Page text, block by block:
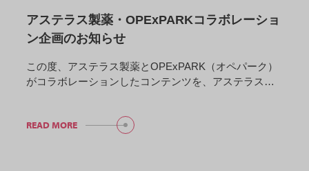
アステラス製薬・OPExPARKコラボレーショ
ン企画のお知らせ
この度、アステラス製薬とOPExPARK（オペパーク）
がコラボレーションしたコンテンツを、アステラス…
READ MORE